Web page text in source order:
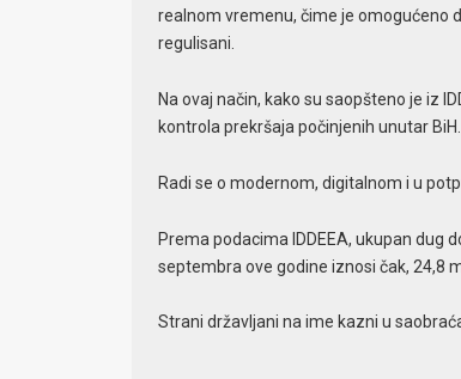
realnom vremenu, čime je omogućeno
regulisani.
Na ovaj način, kako su saopšteno je iz
kontrola prekršaja počinjenih unutar BiH.
Radi se o modernom, digitalnom i u
Prema podacima IDDEEA, ukupan dug
septembra ove godine iznosi čak, 24,8
Strani državljani na ime kazni u